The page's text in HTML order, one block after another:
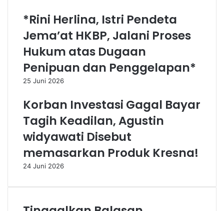
*Rini Herlina, Istri Pendeta
Jema’at HKBP, Jalani Proses
Hukum atas Dugaan
Penipuan dan Penggelapan*
25 Juni 2026
Korban Investasi Gagal Bayar
Tagih Keadilan, Agustin
widyawati Disebut
memasarkan Produk Kresna!
24 Juni 2026